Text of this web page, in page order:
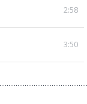
2:58
3:50